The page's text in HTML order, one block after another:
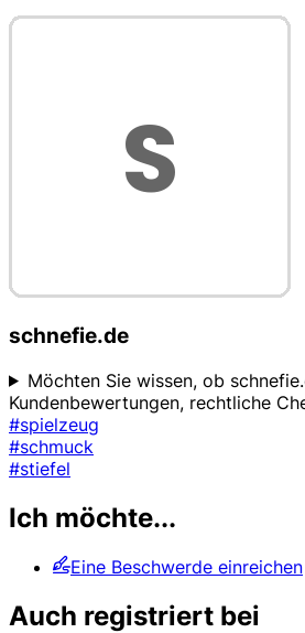
schnefie.de
Möchten Sie wissen, ob
Kundenbewertungen, rechtliche
#spielzeug
#schmuck
#stiefel
Ich möchte...
Eine Beschwerde einreichen
Auch registriert bei